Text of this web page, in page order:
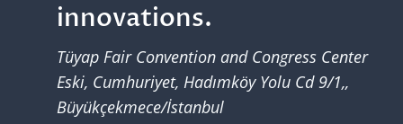
innovations.
Tüyap Fair Convention and Congress Center
Eski, Cumhuriyet, Hadımköy Yolu Cd 9/1,,
Büyükçekmece/İstanbul